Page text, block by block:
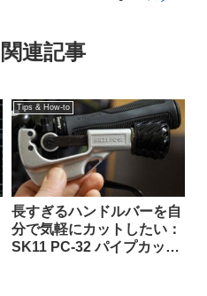
連記事
Tips & How-to
長すぎるハンドルバーを自
分で気軽にカットしたい：
SK11 PC-32 パイプカッタ